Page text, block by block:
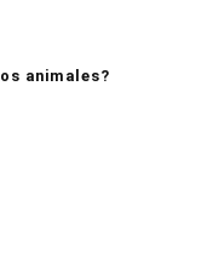
animales?